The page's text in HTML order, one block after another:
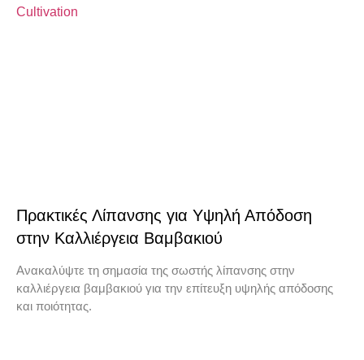
Πρακτικές Λίπανσης για Υψηλή Απόδοση
στην Καλλιέργεια Βαμβακιού
Ανακαλύψτε τη σημασία της σωστής λίπανσης στην
καλλιέργεια βαμβακιού για την επίτευξη υψηλής απόδοσης
και ποιότητας.